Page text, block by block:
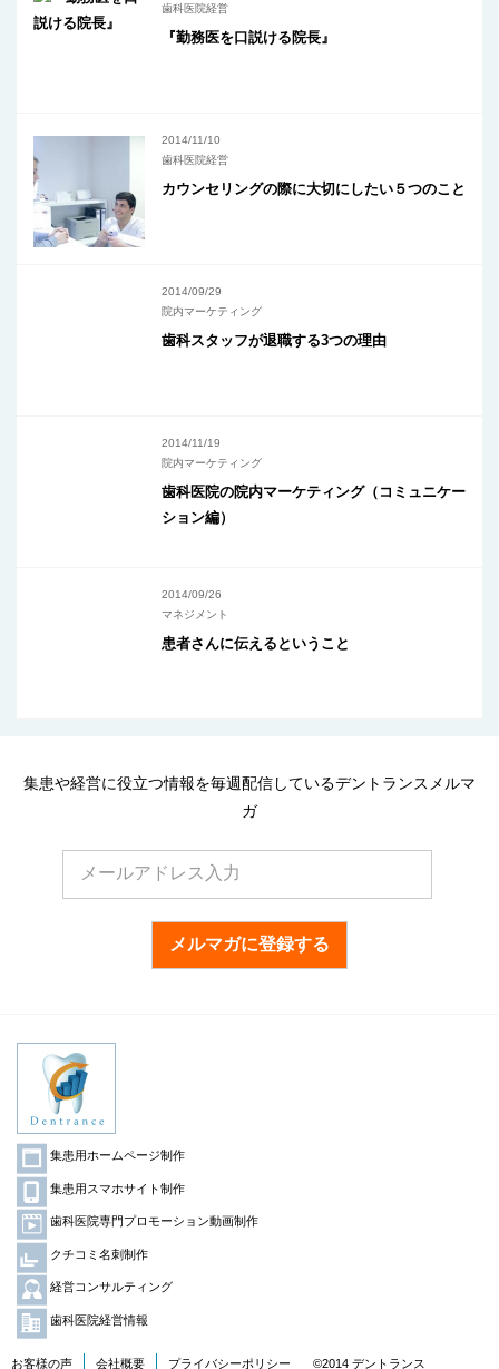
歯科医院経営
『勤務医を口説ける院長』
2014/11/10
歯科医院経営
カウンセリングの際に大切にしたい５つのこと
2014/09/29
院内マーケティング
歯科スタッフが退職する3つの理由
2014/11/19
院内マーケティング
歯科医院の院内マーケティング（コミュニケー
ション編）
2014/09/26
マネジメント
患者さんに伝えるということ
集患や経営に役立つ情報を毎週配信しているデントランスメルマ
ガ
メルマガに登録する
集患用ホームページ制作
集患用スマホサイト制作
歯科医院専門プロモーション動画制作
クチコミ名刺制作
経営コンサルティング
歯科医院経営情報
お客様の声 会社概要 プライバシーポリシー ©2014 デントランス